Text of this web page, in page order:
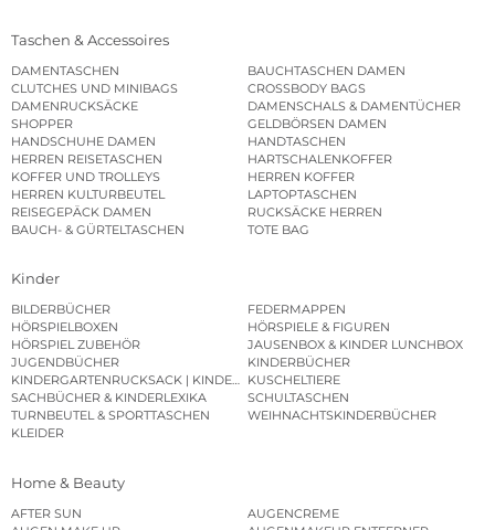
Taschen & Accessoires
DAMENTASCHEN
BAUCHTASCHEN DAMEN
CLUTCHES UND MINIBAGS
CROSSBODY BAGS
DAMENRUCKSÄCKE
DAMENSCHALS & DAMENTÜCHER
SHOPPER
GELDBÖRSEN DAMEN
HANDSCHUHE DAMEN
HANDTASCHEN
HERREN REISETASCHEN
HARTSCHALENKOFFER
KOFFER UND TROLLEYS
HERREN KOFFER
HERREN KULTURBEUTEL
LAPTOPTASCHEN
REISEGEPÄCK DAMEN
RUCKSÄCKE HERREN
BAUCH- & GÜRTELTASCHEN
TOTE BAG
Kinder
BILDERBÜCHER
FEDERMAPPEN
HÖRSPIELBOXEN
HÖRSPIELE & FIGUREN
HÖRSPIEL ZUBEHÖR
JAUSENBOX & KINDER LUNCHBOX
JUGENDBÜCHER
KINDERBÜCHER
KINDERGARTENRUCKSACK | KINDERGARTENBEUTEL
KUSCHELTIERE
SACHBÜCHER & KINDERLEXIKA
SCHULTASCHEN
TURNBEUTEL & SPORTTASCHEN
WEIHNACHTSKINDERBÜCHER
KLEIDER
Home & Beauty
AFTER SUN
AUGENCREME